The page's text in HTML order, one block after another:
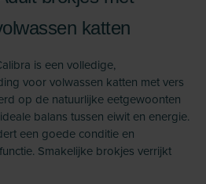
katten
is een volledige,
voor volwassen katten met vers
op de natuurlijke eetgewoonten
balans tussen eiwit en energie.
een goede conditie en
Smakelijke brokjes verrijkt